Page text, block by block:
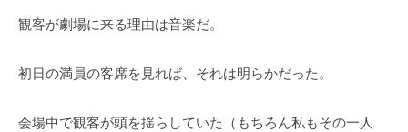
観客が劇場に来る理由は音楽だ。
初日の満員の客席を見れば、それは明らかだった。
会場中で観客が頭を揺らしていた（もちろん私もその一人